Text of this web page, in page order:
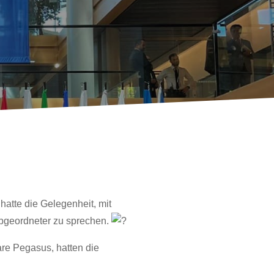
die Gelegenheit, mit
zu sprechen.
Pegasus, hatten die